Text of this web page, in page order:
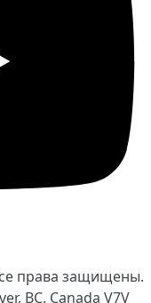
права защищены.
BC, Canada V7V